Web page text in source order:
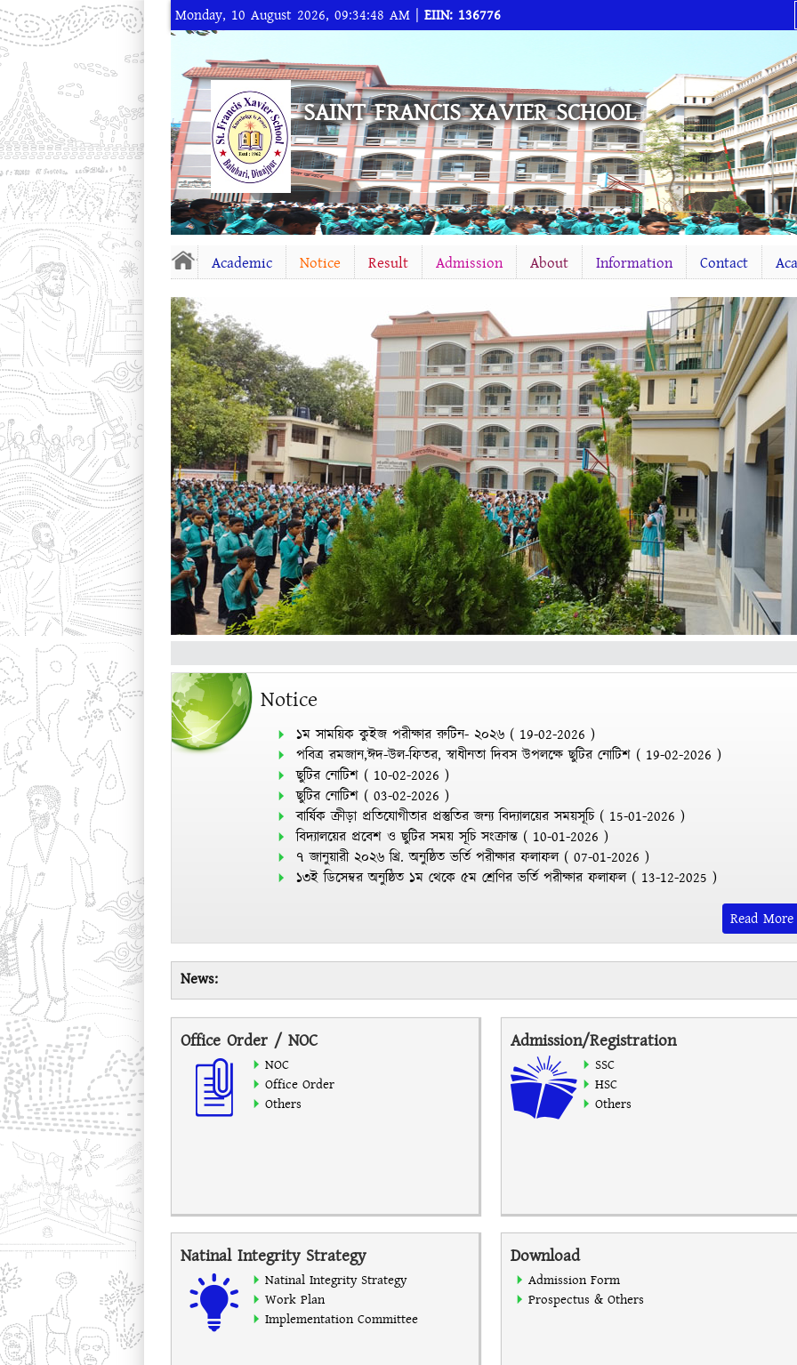
Monday, 10 August 2026, 09:34:48 AM | EIIN: 136776
SAINT FRANCIS XAVIER SCHOOL
Academic Notice Result Admission About Information Contact
Notice
১ম সাময়িক কুইজ পরীক্ষার রুটিন- ২০২৬ ( 19-02-2026 )
পবিত্র রমজান,ঈদ-উল-ফিতর, স্বাধীনতা দিবস উপলক্ষে ছুটির নোটিশ ( 19-02-2026 )
ছুটির নোটিশ ( 10-02-2026 )
ছুটির নোটিশ ( 03-02-2026 )
বার্ষিক ক্রীড়া প্রতিযোগীতার প্রস্তুতির জন্য বিদ্যালয়ের সময়সূচি ( 15-01-2026 )
বিদ্যালয়ের প্রবেশ ও ছুটির সময় সূচি সংক্রান্ত ( 10-01-2026 )
৭ জানুয়ারী ২০২৬ খ্রি. অনুষ্ঠিত ভর্তি পরীক্ষার ফলাফল ( 07-01-2026 )
১৩ই ডিসেম্বর অনুষ্ঠিত ১ম থেকে ৫ম শ্রেণির ভর্তি পরীক্ষার ফলাফল ( 13-12-2025 )
Read More
News:
Office Order / NOC
NOC
Office Order
Others
Admission/Registration
SSC
HSC
Others
Natinal Integrity Strategy
Natinal Integrity Strategy
Work Plan
Implementation Committee
Download
Admission Form
Prospectus & Others